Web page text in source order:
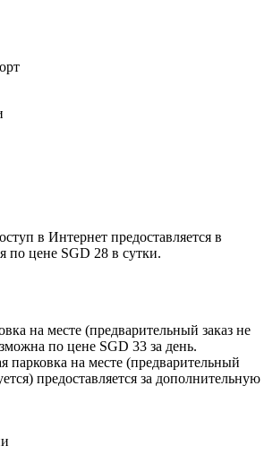
в Интернет предоставляется в
по цене SGD 28 в сутки.
на месте (предварительный заказ не
по цене SGD 33 за день.
парковка на месте (предварительный
предоставляется за дополнительную